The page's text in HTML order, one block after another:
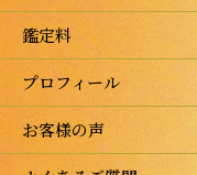
鑑定料
プロフィール
お客様の声